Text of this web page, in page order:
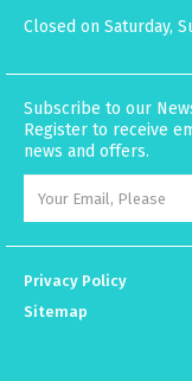
Closed on Saturday,
Subscribe to our
Register to receive
news and offers.
Privacy Policy
Sitemap